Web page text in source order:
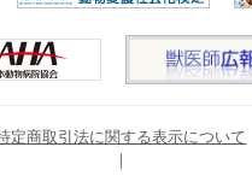
定商取引法に関する表示について